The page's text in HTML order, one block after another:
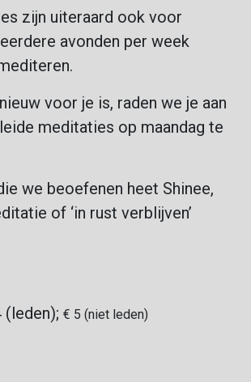
zijn uiteraard ook voor
avonden per week
voor je is, raden we je aan
meditaties op maandag te
we beoefenen heet Shinee,
of ‘in rust verblijven’
(leden); € 5 (niet leden)